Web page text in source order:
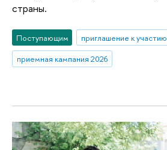
страны.
Поступающим
приглашение к участию
приемная кампания 2026